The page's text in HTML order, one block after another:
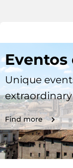
Unique
Find more